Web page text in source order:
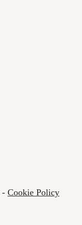
- Cookie Policy